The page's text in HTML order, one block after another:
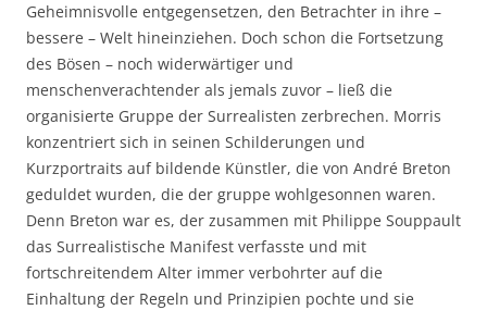
Geheimnisvolle entgegensetzen, den Betrachter in ihre –
bessere – Welt hineinziehen. Doch schon die Fortsetzung
des Bösen – noch widerwärtiger und
menschenverachtender als jemals zuvor – ließ die
organisierte Gruppe der Surrealisten zerbrechen. Morris
konzentriert sich in seinen Schilderungen und
Kurzportraits auf bildende Künstler, die von André Breton
geduldet wurden, die der gruppe wohlgesonnen waren.
Denn Breton war es, der zusammen mit Philippe Souppault
das Surrealistische Manifest verfasste und mit
fortschreitendem Alter immer verbohrter auf die
Einhaltung der Regeln und Prinzipien pochte und sie